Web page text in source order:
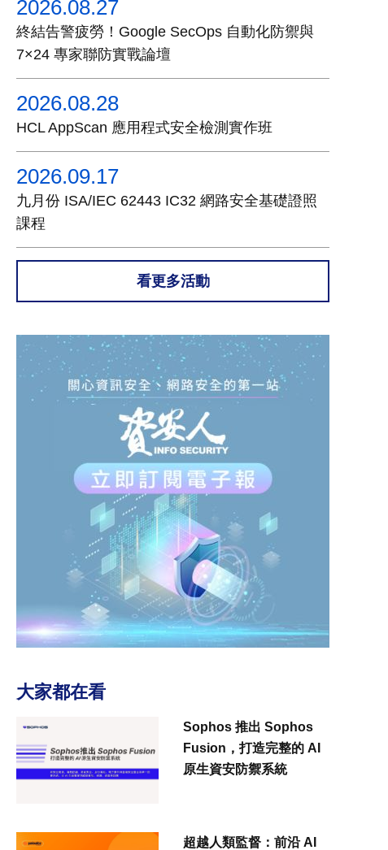
2026.08.27
終結告警疲勞！Google SecOps 自動化防禦與
7×24 專家聯防實戰論壇
2026.08.28
HCL AppScan 應用程式安全檢測實作班
2026.09.17
九月份 ISA/IEC 62443 IC32 網路安全基礎證照
課程
看更多活動
大家都在看
Sophos 推出 Sophos
Fusion，打造完整的 AI
原生資安防禦系統
超越人類監督：前沿 AI